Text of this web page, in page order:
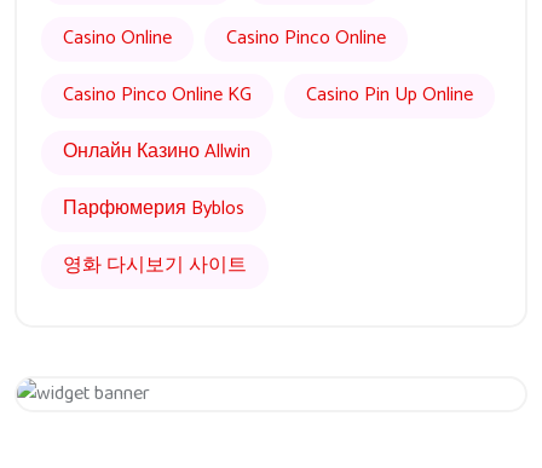
Casino Online
Casino Pinco Online
Casino Pinco Online KG
Casino Pin Up Online
Онлайн Казино Allwin
Парфюмерия Byblos
영화 다시보기 사이트